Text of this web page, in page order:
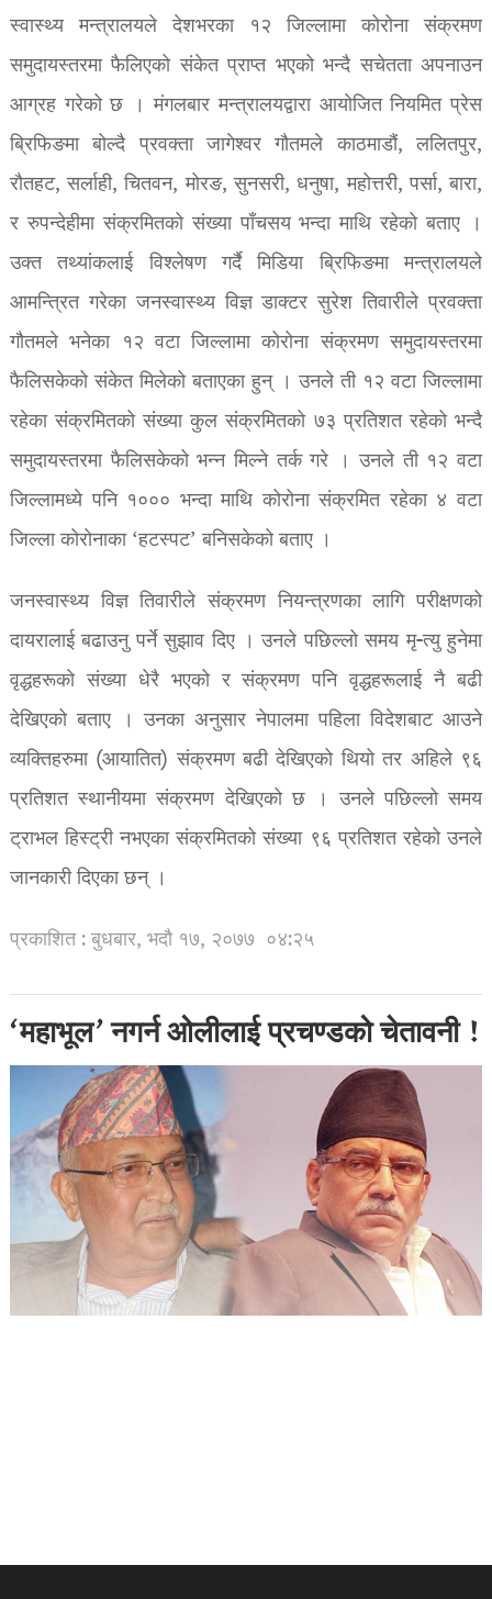
स्वास्थ्य मन्त्रालयले देशभरका १२ जिल्लामा कोरोना संक्रमण
समुदायस्तरमा फैलिएको संकेत प्राप्त भएको भन्दै सचेतता अपनाउन
आग्रह गरेको छ । मंगलबार मन्त्रालयद्वारा आयोजित नियमित प्रेस
ब्रिफिङमा बोल्दै प्रवक्ता जागेश्वर गौतमले काठमाडौं, ललितपुर,
रौतहट, सर्लाही, चितवन, मोरङ, सुनसरी, धनुषा, महोत्तरी, पर्सा, बारा,
र रुपन्देहीमा संक्रमितको संख्या पाँचसय भन्दा माथि रहेको बताए ।
उक्त तथ्यांकलाई विश्लेषण गर्दै मिडिया ब्रिफिङमा मन्त्रालयले
आमन्त्रित गरेका जनस्वास्थ्य विज्ञ डाक्टर सुरेश तिवारीले प्रवक्ता
गौतमले भनेका १२ वटा जिल्लामा कोरोना संक्रमण समुदायस्तरमा
फैलिसकेको संकेत मिलेको बताएका हुन् । उनले ती १२ वटा जिल्लामा
रहेका संक्रमितको संख्या कुल संक्रमितको ७३ प्रतिशत रहेको भन्दै
समुदायस्तरमा फैलिसकेको भन्न मिल्ने तर्क गरे । उनले ती १२ वटा
जिल्लामध्ये पनि १००० भन्दा माथि कोरोना संक्रमित रहेका ४ वटा
जिल्ला कोरोनाका ‘हटस्पट’ बनिसकेको बताए ।
जनस्वास्थ्य विज्ञ तिवारीले संक्रमण नियन्त्रणका लागि परीक्षणको
दायरालाई बढाउनु पर्ने सुझाव दिए । उनले पछिल्लो समय मृ-त्यु हुनेमा
वृद्धहरूको संख्या धेरै भएको र संक्रमण पनि वृद्धहरूलाई नै बढी
देखिएको बताए । उनका अनुसार नेपालमा पहिला विदेशबाट आउने
व्यक्तिहरुमा (आयातित) संक्रमण बढी देखिएको थियो तर अहिले ९६
प्रतिशत स्थानीयमा संक्रमण देखिएको छ । उनले पछिल्लो समय
ट्राभल हिस्ट्री नभएका संक्रमितको संख्या ९६ प्रतिशत रहेको उनले
जानकारी दिएका छन् ।
प्रकाशित : बुधबार, भदौ १७, २०७७ ०४:२५
‘महाभूल’ नगर्न ओलीलाई प्रचण्डको चेतावनी !